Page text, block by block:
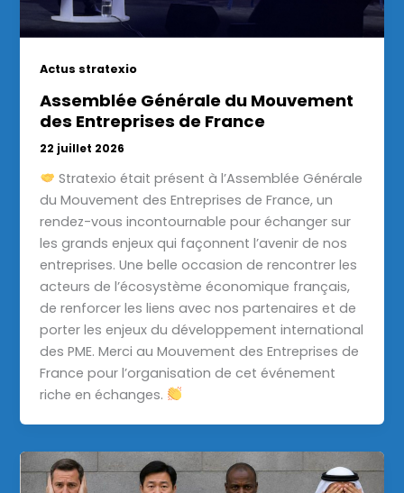
Actus stratexio
Assemblée Générale du Mouvement
des Entreprises de France
22 juillet 2026
Stratexio était présent à l’Assemblée Générale
du Mouvement des Entreprises de France, un
rendez-vous incontournable pour échanger sur
les grands enjeux qui façonnent l’avenir de nos
entreprises. Une belle occasion de rencontrer les
acteurs de l’écosystème économique français,
de renforcer les liens avec nos partenaires et de
porter les enjeux du développement international
des PME. Merci au Mouvement des Entreprises de
France pour l’organisation de cet événement
riche en échanges.